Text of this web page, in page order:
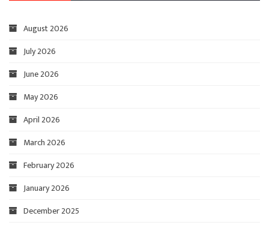
August 2026
July 2026
June 2026
May 2026
April 2026
March 2026
February 2026
January 2026
December 2025